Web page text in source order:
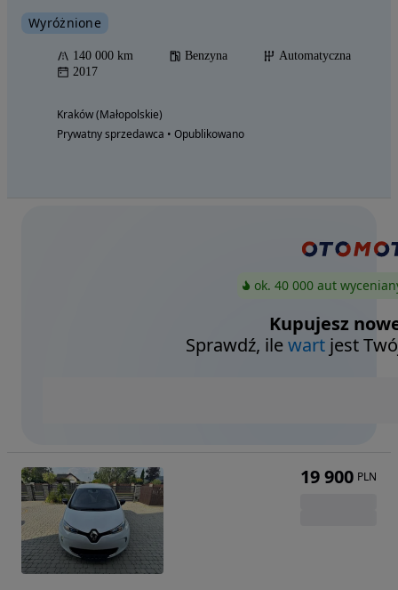
Wyróżnione
140 000 km Benzyna
Automatyczna
2017
Kraków (Małopolskie)
Prywatny sprzedawca • Opublikowano
ok. 40 000 aut
Kupujesz
Sprawdź, ilewart jest
19 900 PLN